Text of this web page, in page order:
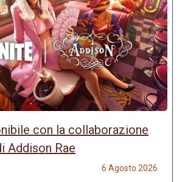
con la collaborazione
Addison Rae
6 Agosto 2026